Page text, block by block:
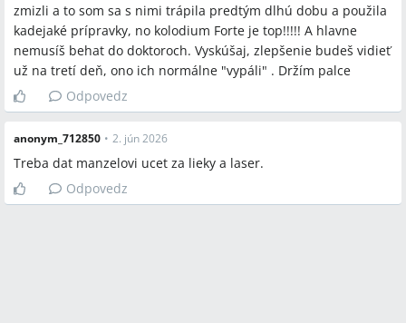
zmizli a to som sa s nimi trápila predtým dlhú dobu a použila
kadejaké prípravky, no kolodium Forte je top!!!!! A hlavne
nemusíš behat do doktoroch. Vyskúšaj, zlepšenie budeš vidieť
už na tretí deň, ono ich normálne "vypáli" . Držím palce
Odpovedz
anonym_712850 • 2. jún 2026
Treba dat manzelovi ucet za lieky a laser.
Odpovedz